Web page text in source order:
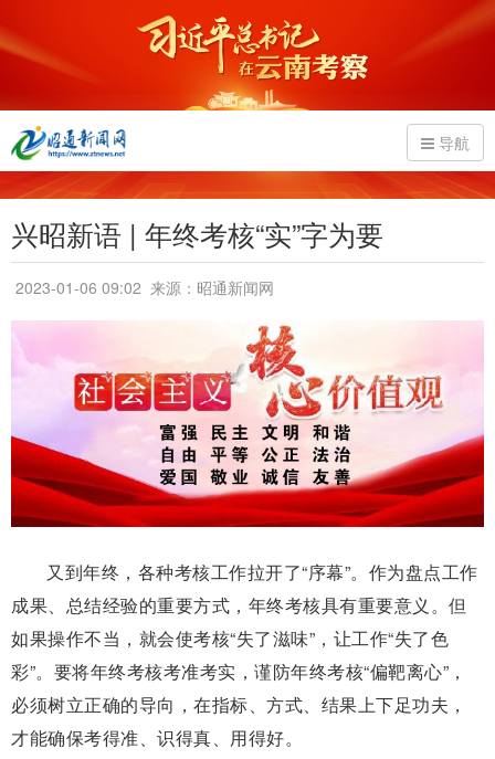
导航
兴昭新语 | 年终考核“实”字为要
2023-01-06 09:02 来源：昭通新闻网
又到年终，各种考核工作拉开了“序幕”。作为盘点工作
成果、总结经验的重要方式，年终考核具有重要意义。但
如果操作不当，就会使考核“失了滋味”，让工作“失了色
彩”。要将年终考核考准考实，谨防年终考核“偏靶离心”，
必须树立正确的导向，在指标、方式、结果上下足功夫，
才能确保考得准、识得真、用得好。